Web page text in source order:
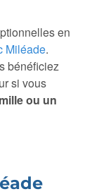
en
Miléade.
bénéficiez
si vous
ou un